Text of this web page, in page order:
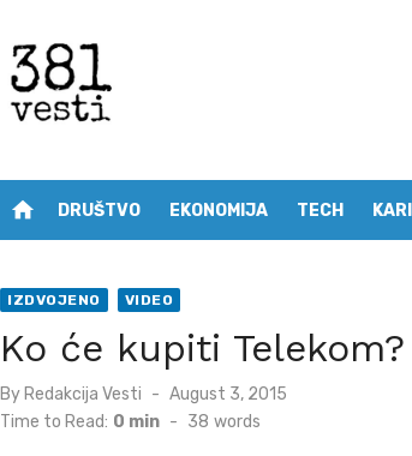
home DRUŠTVO EKONOMIJA TECH
IZDVOJENO VIDEO
Ko će kupiti Telekom?
By Redakcija Vesti
Posted
August 3, 2015
Time to Read: 0 min - 38 words